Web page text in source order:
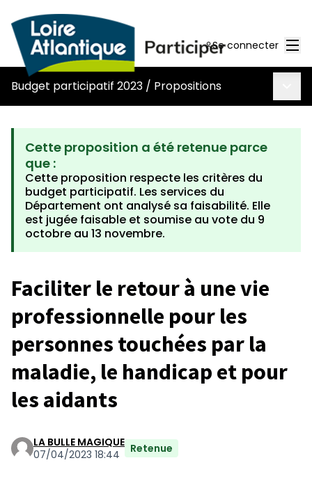
Se connecter
Budget participatif 2023 / Propositions
Cette proposition a été retenue parce
que :
Cette proposition respecte les critères du
budget participatif. Les services du
Département ont analysé sa faisabilité. Elle
est jugée faisable et soumise au vote du 9
octobre au 13 novembre.
Faciliter le retour à une vie
professionnelle pour les
personnes touchées par la
maladie, le handicap et pour
les aidants
LA BULLE MAGIQUE
07/04/2023 18:44
Retenue